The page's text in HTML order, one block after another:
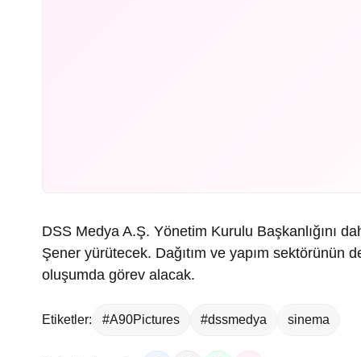
DSS Medya A.Ş. Yönetim Kurulu Başkanlığını
Şener yürütecek. Dağıtım ve yapım sektörünün
oluşumda görev alacak.
Etiketler: #A90Pictures #dssmedya sinema